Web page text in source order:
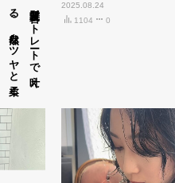
髪質改善ス
ト
レ
ート
で
叶え
る
、
自然な
ツ
ヤ
と
柔ら
か
さ
(
2025.08.24
1104
0